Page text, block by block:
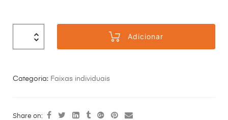
Adicionar
Categoria: Faixas individuais
Share on: